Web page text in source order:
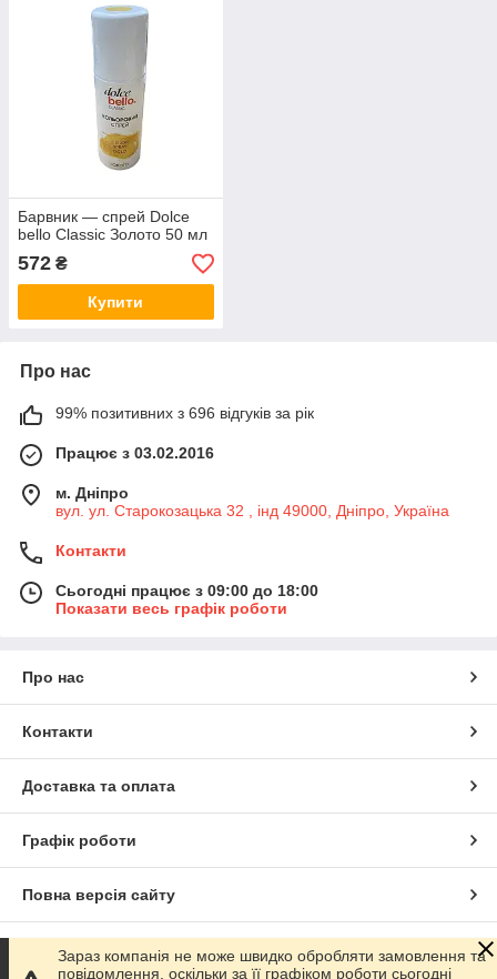
Барвник — спрей Dolce
bello Classic Золото 50 мл
572 ₴
Купити
Про нас
99% позитивних з 696 відгуків за рік
Працює з 03.02.2016
м. Дніпро
вул. ул. Старокозацька 32 , інд 49000, Дніпро, Україна
Контакти
Сьогодні працює з 09:00 до 18:00
Показати весь графік роботи
Про нас
Контакти
Доставка та оплата
Графік роботи
Повна версія сайту
Сайт створено на маркетплейсіProm.ua
Зараз компанія не може швидко обробляти замовлення та
повідомлення, оскільки за її графіком роботи сьогодні